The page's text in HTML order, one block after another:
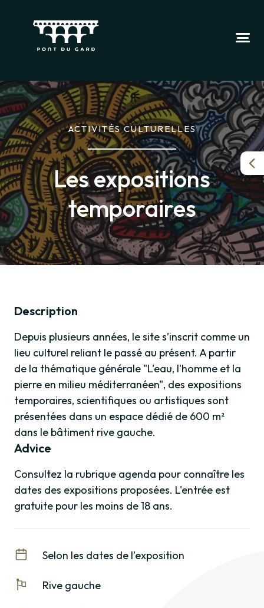
ACTIVITÉS CULTURELLES
Les expositions
temporaires
Description
Depuis plusieurs années, le site s’inscrit comme un
lieu culturel reliant le passé au présent. A partir
de la thématique générale "L'eau, l'homme et la
pierre en milieu méditerranéen", des expositions
temporaires, scientifiques ou artistiques sont
présentées dans un espace dédié de 600 m²
dans le bâtiment rive gauche.
Advice
Consultez la rubrique agenda pour connaître les
dates des expositions proposées. L'entrée est
gratuite pour les moins de 18 ans.
Selon les dates de l'exposition
Rive gauche